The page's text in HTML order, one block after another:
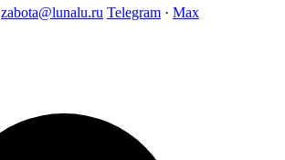
zabota@lunalu.ru Telegram · Max